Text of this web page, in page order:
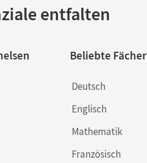
entfalten
Beliebte Fächer
Deutsch
Englisch
Mathematik
Französisch